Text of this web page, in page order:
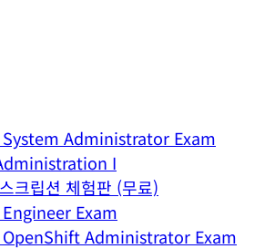
Administrator Exam
I
크립션 체험판 (무료)
Exam
Administrator Exam